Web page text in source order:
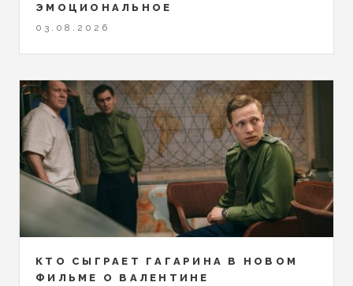
ЭМОЦИОНАЛЬНОЕ
03.08.2026
КТО СЫГРАЕТ ГАГАРИНА В НОВОМ
ФИЛЬМЕ О ВАЛЕНТИНЕ